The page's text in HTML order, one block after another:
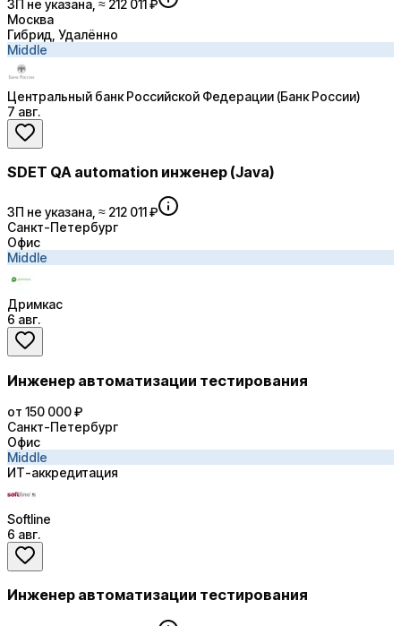
ЗП не указана, ≈ 212 011 ₽
Москва
Гибрид, Удалённо
Middle
Центральный банк Российской Федерации (Банк России)
7 авг.
SDET QA automation инженер (Java)
ЗП не указана, ≈ 212 011 ₽
Санкт-Петербург
Офис
Middle
Дримкас
6 авг.
Инженер автоматизации тестирования
от 150 000 ₽
Санкт-Петербург
Офис
Middle
ИТ-аккредитация
Softline
6 авг.
Инженер автоматизации тестирования